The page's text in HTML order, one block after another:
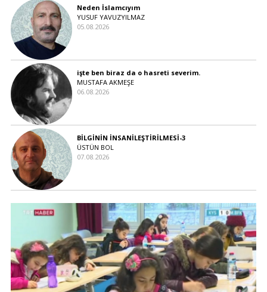
Neden İslamcıyım
YUSUF YAVUZYILMAZ
05.08.2026
işte ben biraz da o hasreti severim.
MUSTAFA AKMEŞE
06.08.2026
BİLGİNİN İNSANİLEŞTİRİLMESİ-3
ÜSTÜN BOL
07.08.2026